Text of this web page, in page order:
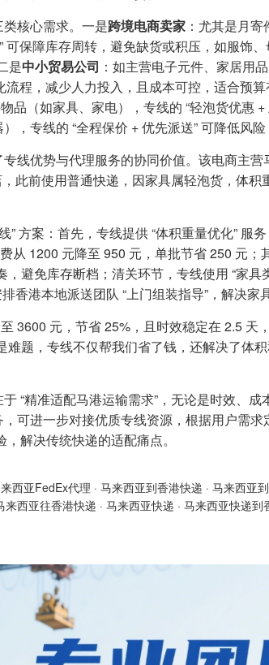
核心需求。一是跨境电商卖家 ：尤其是月
可保障库存周转，避免缺货或积压，如服饰
是中小贸易公司 ：如主营电子元件、家居用
流程，减少人力投入，且成本可控，适合预
品（如家具、家电），专线的 “轻泡货优惠
，专线的 “全程保价 + 优先派送” 可降低风险
线优势与代理服务的协同价值。该电商主
此前使用普通快递，因家具属轻泡货，体
” 方案：首先，专线提供 “体积重量优化” 服
从 1200 元降至 950 元，单批节省 250 元；
避免库存断档；清关环节，专线使用 “家具
香港本地派送团队 “上门组装指导”，解决家
3600 元，节省 25%，且时效稳定在 2.5 天
难题，专线不仅帮我们省了钱，还解决了体
“精准适配马港运输需求”，无论是时效、
可进一步对接优质专线资源，根据用户需
解决传统快递的适配痛点。
西亚FedEx代理 · 马来西亚到香港快递 · 马来西亚
来西亚往香港快递 · 马来西亚快递 · 马来西亚快递到